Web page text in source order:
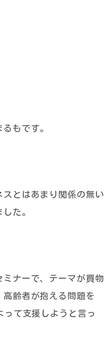
もです。
とはあまり関係の無い
た。
ナーで、テーマが買物
齢者が抱える問題を
て支援しようと言っ